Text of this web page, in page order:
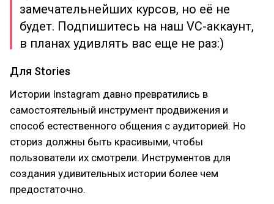
замечательнейших курсов, но её не
будет. Подпишитесь на наш VC-аккаунт,
в планах удивлять вас еще не раз:)
Для Stories
Истории Instagram давно превратились в
самостоятельный инструмент продвижения и
способ естественного общения с аудиторией. Но
сториз должны быть красивыми, чтобы
пользователи их смотрели. Инструментов для
создания удивительных истории более чем
предостаточно.